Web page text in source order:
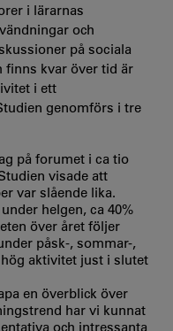
i lärarnas
och
på sociala
finns kvar över tid är
i ett
genomförs i tre
på forumet i ca tio
visade att
var slående lika.
helgen, ca 40%
över året följer
påsk-, sommar-,
aktivitet just i slutet
en överblick över
har vi kunnat
och intressanta